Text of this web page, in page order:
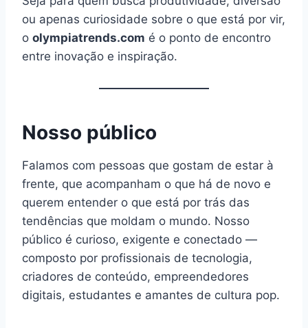
ou apenas curiosidade sobre o que está por vir,
o olympiatrends.com é o ponto de encontro
entre inovação e inspiração.
Nosso público
Falamos com pessoas que gostam de estar à
frente, que acompanham o que há de novo e
querem entender o que está por trás das
tendências que moldam o mundo. Nosso
público é curioso, exigente e conectado —
composto por profissionais de tecnologia,
criadores de conteúdo, empreendedores
digitais, estudantes e amantes de cultura pop.